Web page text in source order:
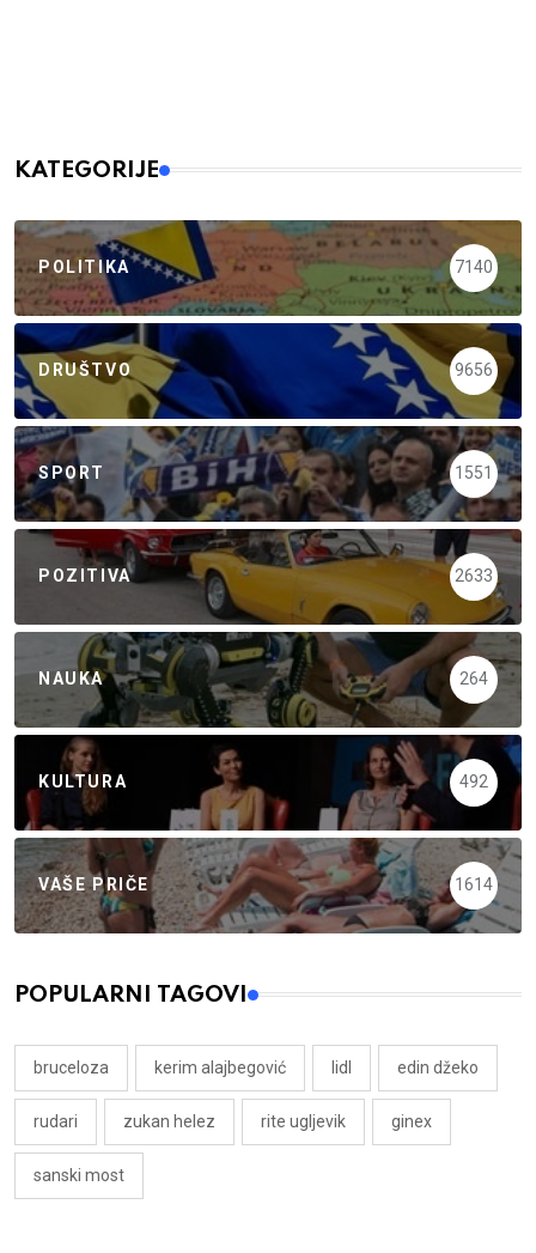
KATEGORIJE
POLITIKA 7140
DRUŠTVO 9656
SPORT 1551
POZITIVA 2633
NAUKA 264
KULTURA 492
VAŠE PRIČE 1614
POPULARNI TAGOVI
bruceloza kerim alajbegović lidl edin džeko
rudari zukan helez rite ugljevik ginex
sanski most